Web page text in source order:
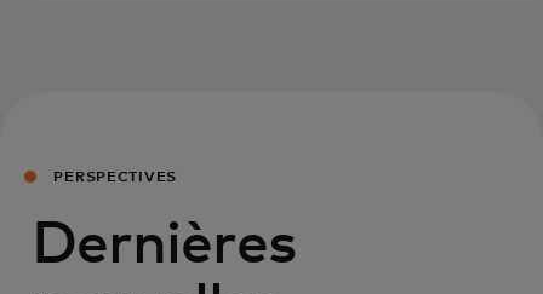
PERSPECTIVES
Dernières